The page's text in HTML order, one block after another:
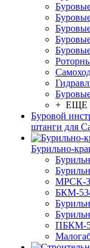
+ ЕЩЕ
Буровой
штанги для
Бурильно-
МРСК-
БКМ-
ПБКМ-